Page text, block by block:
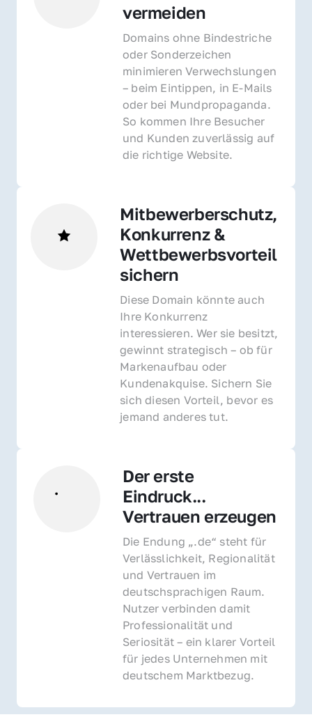
vermeiden
Domains ohne Bindestriche
oder Sonderzeichen
minimieren Verwechslungen
– beim Eintippen, in E-Mails
oder bei Mundpropaganda.
So kommen Ihre Besucher
und Kunden zuverlässig auf
die richtige Website.
Mitbewerberschutz,
Konkurrenz &
Wettbewerbsvorteil
sichern
Diese Domain könnte auch
Ihre Konkurrenz
interessieren. Wer sie besitzt,
gewinnt strategisch – ob für
Markenaufbau oder
Kundenakquise. Sichern Sie
sich diesen Vorteil, bevor es
jemand anderes tut.
Der erste
Eindruck...
Vertrauen erzeugen
Die Endung „.de“ steht für
Verlässlichkeit, Regionalität
und Vertrauen im
deutschsprachigen Raum.
Nutzer verbinden damit
Professionalität und
Seriosität – ein klarer Vorteil
für jedes Unternehmen mit
deutschem Marktbezug.